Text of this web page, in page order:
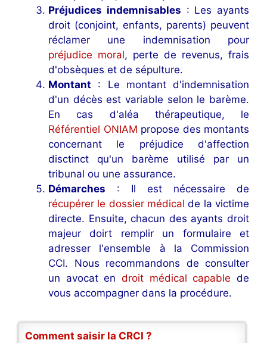
Préjudices indemnisables : Les ayants
droit (conjoint, enfants, parents) peuvent
réclamer une indemnisation pour
préjudice moral, perte de revenus, frais
d'obsèques et de sépulture.
Montant : Le montant d'indemnisation
d'un décès est variable selon le barème.
En cas d'aléa thérapeutique, le
Référentiel ONIAM propose des montants
concernant le préjudice d'affection
disctinct qu'un barème utilisé par un
tribunal ou une assurance.
Démarches : Il est nécessaire de
récupérer le dossier médical de la victime
directe. Ensuite, chacun des ayants droit
majeur doirt remplir un formulaire et
adresser l'ensemble à la Commission
CCI. Nous recommandons de consulter
un avocat en droit médical capable de
vous accompagner dans la procédure.
Comment saisir la CRCI ?